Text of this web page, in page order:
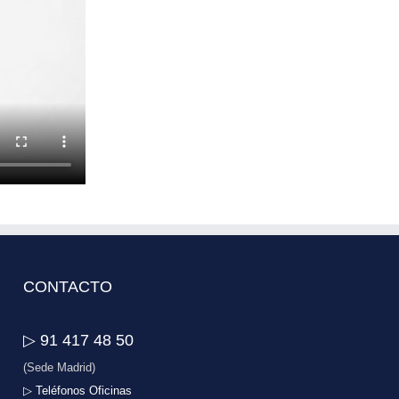
CONTACTO
▷ 91 417 48 50
(Sede Madrid)
▷ Teléfonos Oficinas